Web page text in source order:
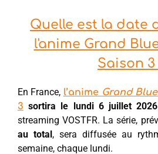
Quelle est la date
l'anime Grand
Saison 3
En France, l’anime Grand
3 sortira le lundi 6 juillet 2026
streaming VOSTFR. La série,
au total , sera diffusée au
semaine, chaque lundi.